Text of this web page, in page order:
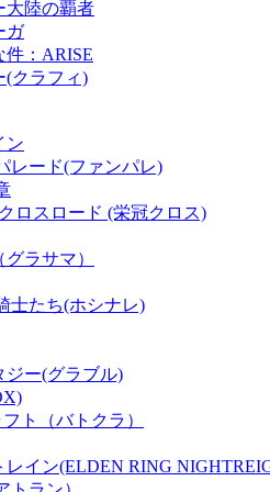
大陸の覇者
ガ
件：ARISE
(クラフィ)
ン
レード(ファンパレ)
ロスロード (栄冠クロス)
ラサマ）
士たち(ホシナレ)
ジー(グラブル)
ト（バトクラ）
レイン(ELDEN RING